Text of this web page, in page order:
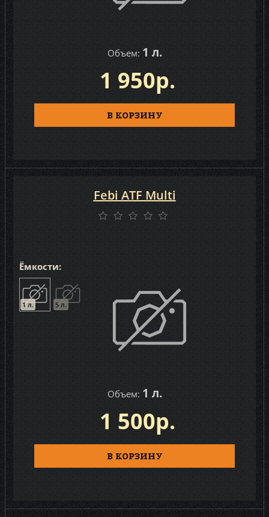
Объем: 1 л.
1 950р.
В КОРЗИНУ
Ёмкости:
1 л. 5 л.
Объем: 1 л.
Febi ATF Multi
1 500р.
В КОРЗИНУ